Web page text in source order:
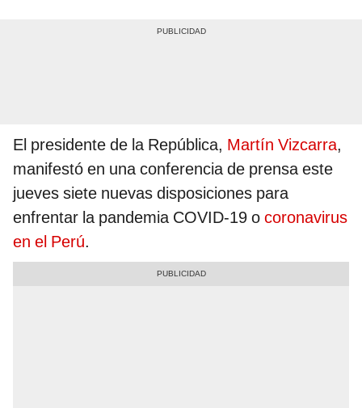
El presidente de la República, Martín Vizcarra,
manifestó en una conferencia de prensa este
jueves siete nuevas disposiciones para
enfrentar la pandemia COVID-19 o coronavirus
en el Perú.